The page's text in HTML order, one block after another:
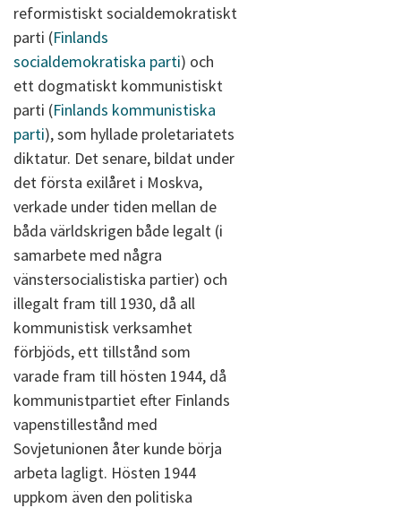
reformistiskt socialdemokratiskt
parti (Finlands
socialdemokratiska parti) och
ett dogmatiskt kommunistiskt
parti (Finlands kommunistiska
parti), som hyllade proletariatets
diktatur. Det senare, bildat under
det första exilåret i Moskva,
verkade under tiden mellan de
båda världskrigen både legalt (i
samarbete med några
vänstersocialistiska partier) och
illegalt fram till 1930, då all
kommunistisk verksamhet
förbjöds, ett tillstånd som
varade fram till hösten 1944, då
kommunistpartiet efter Finlands
vapenstillestånd med
Sovjetunionen åter kunde börja
arbeta lagligt. Hösten 1944
uppkom även den politiska